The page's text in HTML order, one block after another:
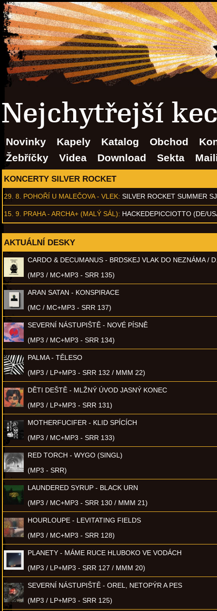
Nejchytřejší
Novinky Kapely Katalog Obchod
Žebříčky
Videa Download Sekta
KONCERTY SILVER ROCKET
29. 8. POHOŘÍ U MALEČOVA - VLEK: SILVER ROCKET SUMMER
15. 9. PRAHA - ARCHA+ (MALÝ SÁL): HACKEDEPICCIOTTO (DE/
AKTUÁLNÍ DESKY
CARDO & DECUMANUS - BRDSKEJ VLAK DO NEZNÁMA /
(MP3 / MC+MP3 - SRR 135)
ARAN SATAN - KONSPIRACE
(MC / MC+MP3 - SRR 137)
SEVERNÍ NÁSTUPIŠTĚ - NOVÉ PÍSNĚ
(MP3 / MC+MP3 - SRR 134)
PALMA - TĚLESO
(MP3 / LP+MP3 - SRR 132 / MMM 22)
DĚTI DEŠTĚ - MLŽNÝ ÚVOD JASNÝ KONEC
(MP3 / LP+MP3 - SRR 131)
MOTHERFUCIFER - KLID SPÍCÍCH
(MP3 / MC+MP3 - SRR 133)
RED TORCH - WYGO (SINGL)
(MP3 - SRR)
LAUNDERED SYRUP - BLACK URN
(MP3 / MC+MP3 - SRR 130 / MMM 21)
HOURLOUPE - LEVITATING FIELDS
(MP3 / MC+MP3 - SRR 128)
PLANETY - MÁME RUCE HLUBOKO VE VODÁCH
(MP3 / LP+MP3 - SRR 127 / MMM 20)
SEVERNÍ NÁSTUPIŠTĚ - OREL, NETOPÝR A PES
(MP3 / LP+MP3 - SRR 125)